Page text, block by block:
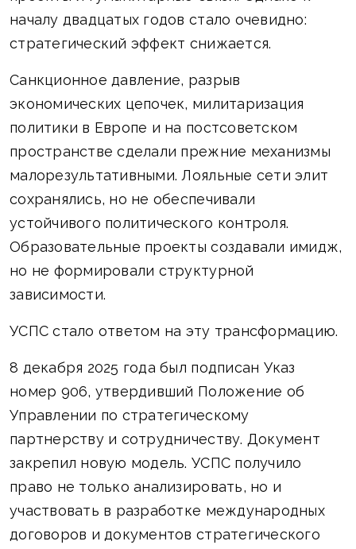
началу двадцатых годов стало очевидно:
стратегический эффект снижается.
Санкционное давление, разрыв
экономических цепочек, милитаризация
политики в Европе и на постсоветском
пространстве сделали прежние механизмы
малорезультативными. Лояльные сети элит
сохранялись, но не обеспечивали
устойчивого политического контроля.
Образовательные проекты создавали имидж,
но не формировали структурной
зависимости.
УСПС стало ответом на эту трансформацию.
8 декабря 2025 года был подписан Указ
номер 906, утвердивший Положение об
Управлении по стратегическому
партнерству и сотрудничеству. Документ
закрепил новую модель. УСПС получило
право не только анализировать, но и
участвовать в разработке международных
договоров и документов стратегического